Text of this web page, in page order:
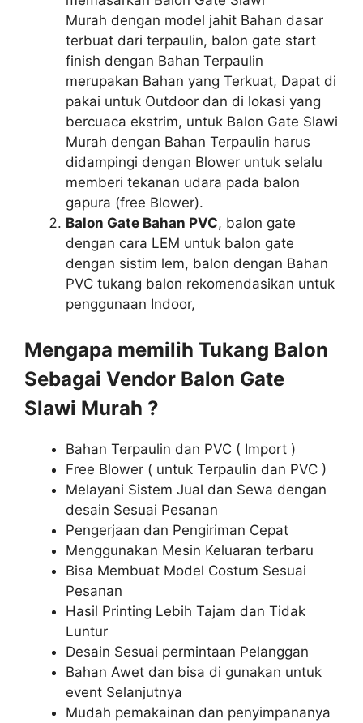
Murah dengan model jahit Bahan dasar
terbuat dari terpaulin, balon gate start
finish dengan Bahan Terpaulin
merupakan Bahan yang Terkuat, Dapat di
pakai untuk Outdoor dan di lokasi yang
bercuaca ekstrim, untuk Balon Gate Slawi
Murah dengan Bahan Terpaulin harus
didampingi dengan Blower untuk selalu
memberi tekanan udara pada balon
gapura (free Blower).
Balon Gate Bahan PVC, balon gate
dengan cara LEM untuk balon gate
dengan sistim lem, balon dengan Bahan
PVC tukang balon rekomendasikan untuk
penggunaan Indoor,
Mengapa memilih Tukang Balon
Sebagai Vendor Balon Gate
Slawi Murah ?
Bahan Terpaulin dan PVC ( Import )
Free Blower ( untuk Terpaulin dan PVC )
Melayani Sistem Jual dan Sewa dengan
desain Sesuai Pesanan
Pengerjaan dan Pengiriman Cepat
Menggunakan Mesin Keluaran terbaru
Bisa Membuat Model Costum Sesuai
Pesanan
Hasil Printing Lebih Tajam dan Tidak
Luntur
Desain Sesuai permintaan Pelanggan
Bahan Awet dan bisa di gunakan untuk
event Selanjutnya
Mudah pemakainan dan penyimpananya